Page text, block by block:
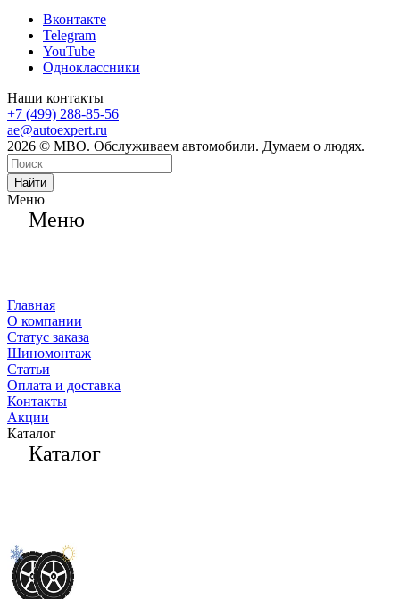
Вконтакте
Telegram
YouTube
Одноклассники
Наши контакты
+7 (499) 288-85-56
ae@autoexpert.ru
2026 © МВО. Обслуживаем автомобили. Думаем о людях.
Найти
Меню
Меню
Главная
О компании
Статус заказа
Шиномонтаж
Статьи
Оплата и доставка
Контакты
Акции
Каталог
Каталог